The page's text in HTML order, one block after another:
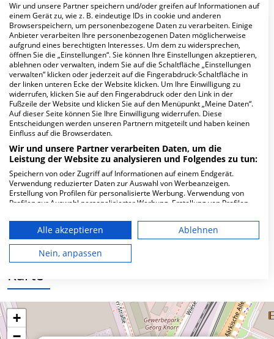
FAQ
Hier ﬁnden Sie häuﬁg gestellte Fragen zu dieser Klinik.
Wie lautet die Adresse von LASERMED MVZ
GmbH Augenarzt Märkische Allee?
Märkische Allee 172
12681 Berlin
Wie ist die Telefonnummer von LASERMED
Karte
+
Wir und unsere Partner speichern und/oder greifen auf Informationen auf
einem Gerät zu, wie z. B. eindeutige IDs in cookie und anderen
Browserspeichern, um personenbezogene Daten zu verarbeiten. Einige
Anbieter verarbeiten Ihre personenbezogenen Daten möglicherweise
aufgrund eines berechtigten Interesses. Um dem zu widersprechen,
öffnen Sie die „Einstellungen“. Sie können Ihre Einstellungen akzeptieren,
ablehnen oder verwalten, indem Sie auf die Schaltfläche „Einstellungen
verwalten“ klicken oder jederzeit auf die Fingerabdruck-Schaltfläche in
der linken unteren Ecke der Website klicken. Um Ihre Einwilligung zu
widerrufen, klicken Sie auf den Fingerabdruck oder den Link in der
Fußzeile der Website und klicken Sie auf den Menüpunkt „Meine Daten“.
Auf dieser Seite können Sie Ihre Einwilligung widerrufen. Diese
Entscheidungen werden unseren Partnern mitgeteilt und haben keinen
Einfluss auf die Browserdaten.
Wir und unsere Partner verarbeiten Daten, um die
Leistung der Website zu analysieren und Folgendes zu tun:
Speichern von oder Zugriff auf Informationen auf einem Endgerät.
Verwendung reduzierter Daten zur Auswahl von Werbeanzeigen.
Erstellung von Profilen für personalisierte Werbung. Verwendung von
Profilen zur Auswahl personalisierter Werbung. Erstellung von Profilen
personalisierter Inhalte. Messung der Werbeleistung. Messung der
Performance von Inhalten. Analyse von Zielgruppen durch Statistiken
oder Kombinationen von Daten aus verschiedenen Quellen. Entwicklung
und Verbesserung der Angebote. Verwendung reduzierter Daten zur
Auswahl von Inhalten.
die USA gesendet werden.
Website/App.
Partnerliste anzeigen (1 IAB-Anbieter)
Wir nutzen Ihre Daten für folgende Zwecke:
Alle akzeptieren
Ablehnen
Nein, anpassen